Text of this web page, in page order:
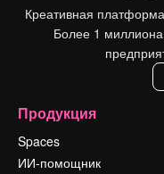
Креативная
Более 1 миллиона
Продукция
Spaces
ИИ-помощник